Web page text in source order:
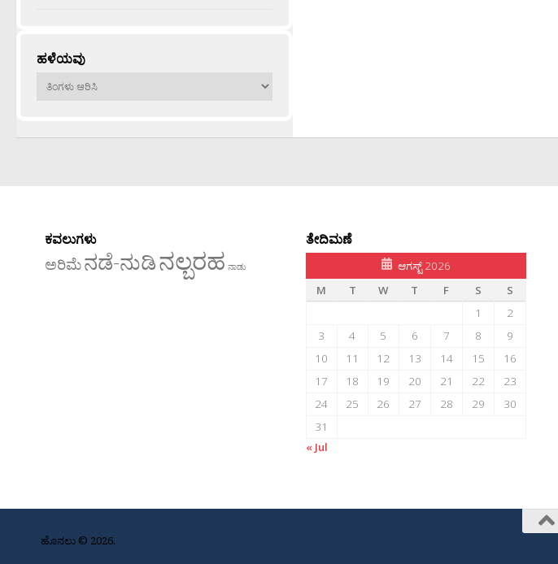
ಹಳೆಯವು
ಹಳೆಯವು
ಕವಲುಗಳು
ಅರಿಮೆನಡೆ-ನುಡಿನಲ್ಬರಹ ನಾಡು
ತೇದಿಮಣೆ
ಆಗಸ್ಟ್ 2026
M
T W T F S
S
1
2
3
4 5 6 7 8
9
10
11 12 13 14 15
16
17
18 19 20 21 22
23
24
25 26 27 28 29
30
31
« Jul
ಹೊನಲು © 2026.